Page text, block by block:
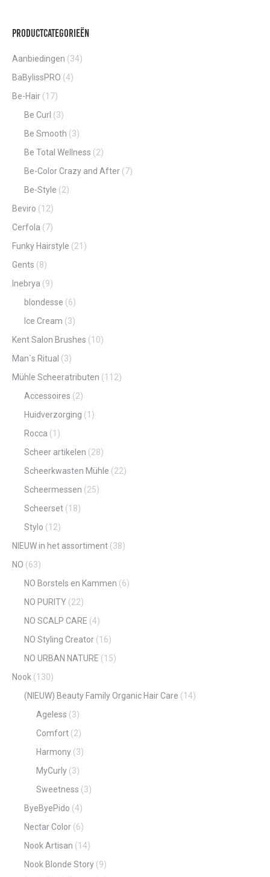
Productcategorieën
Aanbiedingen (34)
BaBylissPRO (4)
Be-Hair (17)
Be Curl (3)
Be Smooth (3)
Be Total Wellness (2)
Be-Color Crazy and After (7)
Be-Style (2)
Beviro (12)
Cerfola (7)
Funky Hairstyle (21)
Gents (8)
Inebrya (9)
blondesse (6)
Ice Cream (3)
Kent Salon Brushes (10)
Man`s Ritual (3)
Mühle Scheeratributen (112)
Accessoires (2)
Huidverzorging (1)
Rocca (1)
Scheer artikelen (28)
Scheerkwasten Mühle (22)
Scheermessen (25)
Scheerset (18)
Stylo (12)
NIEUW in het assortiment (38)
NO (63)
NO Borstels en Kammen (6)
NO PURITY (22)
NO SCALP CARE (4)
NO Styling Creator (16)
NO URBAN NATURE (15)
Nook (130)
(NIEUW) Beauty Family Organic Hair Care (14)
Ageless (3)
Comfort (2)
Harmony (3)
MyCurly (3)
Sweetness (3)
ByeByePido (4)
Nectar Color (6)
Nook Artisan (14)
Nook Blonde Story (9)